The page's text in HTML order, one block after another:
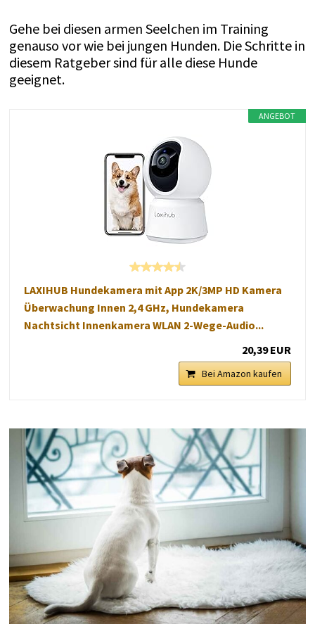
Gehe bei diesen armen Seelchen im Training
genauso vor wie bei jungen Hunden. Die Schritte in
diesem Ratgeber sind für alle diese Hunde
geeignet.
ANGEBOT
LAXIHUB Hundekamera mit App 2K/3MP HD Kamera
Überwachung Innen 2,4 GHz, Hundekamera
Nachtsicht Innenkamera WLAN 2-Wege-Audio...
20,39 EUR
Bei Amazon kaufen